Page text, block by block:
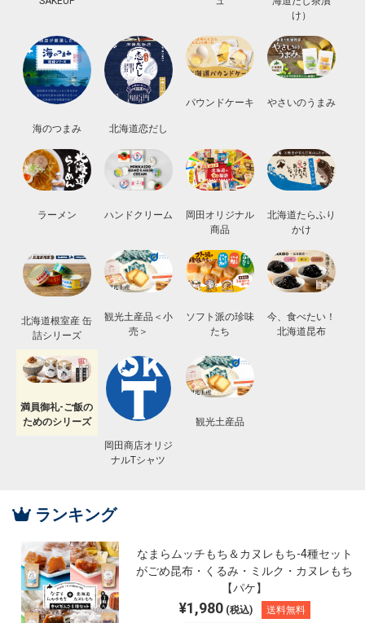
け）
海のつまみ 北海道恋だし
パウンドケーキ やさいのうまみ
ラーメン ハンドクリーム
岡田オリジナル
商品
北海道たらふり
かけ
北海道根室産 缶
詰シリーズ
観光土産品＜小
売＞
ソフト派の珍味
たち
今、食べたい！
北海道昆布
満員御礼-ご飯の
ためのシリーズ
岡田商店オリジ
ナルTシャツ
観光土産品
ランキング
なまらムッチもち＆カヌレもち-4種セット
がごめ昆布・くるみ・ミルク・カヌレもち
【パケ】
¥1,980(税込) 送料無料